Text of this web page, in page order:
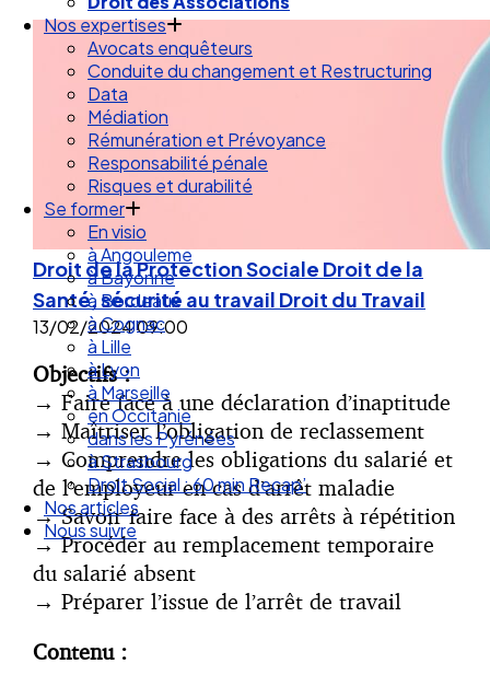
Nos expertises
Avocats enquêteurs
Conduite du changement et Restructuring
Data
Médiation
Rémunération et Prévoyance
Responsabilité pénale
Risques et durabilité
Se former
En visio
à Angouleme
à Bayonne
à Bordeaux
à Cognac
à Lille
à Lyon
à Marseille
en Occitanie
dans les Pyrénées
à Strasbourg
Droit Social : 60 min Recap’
Nos articles
Nous suivre
Droit de la Protection Sociale Droit de la
Santé, sécurité au travail Droit du Travail
13/02/202409:00
Objectifs :
→ Faire face à une déclaration d’inaptitude
→ Maîtriser l’obligation de reclassement
→ Comprendre les obligations du salarié et
de l’employeur en cas d’arrêt maladie
→Savoir faire face à des arrêts à répétition
→Procéder au remplacement temporaire
du salarié absent
→ Préparer l’issue de l’arrêt de travail
Contenu :